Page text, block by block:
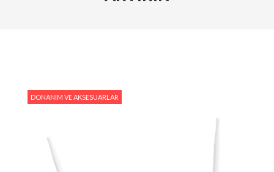
#Reolink Gelecek Teknolojileri : Yapay Zeka ve Akıllı
#Reolink Güvenlik Kameraları ile Hırsızlıkları
Önlemenin Etkili Yolları
DONANIM VE AKSESUARLAR